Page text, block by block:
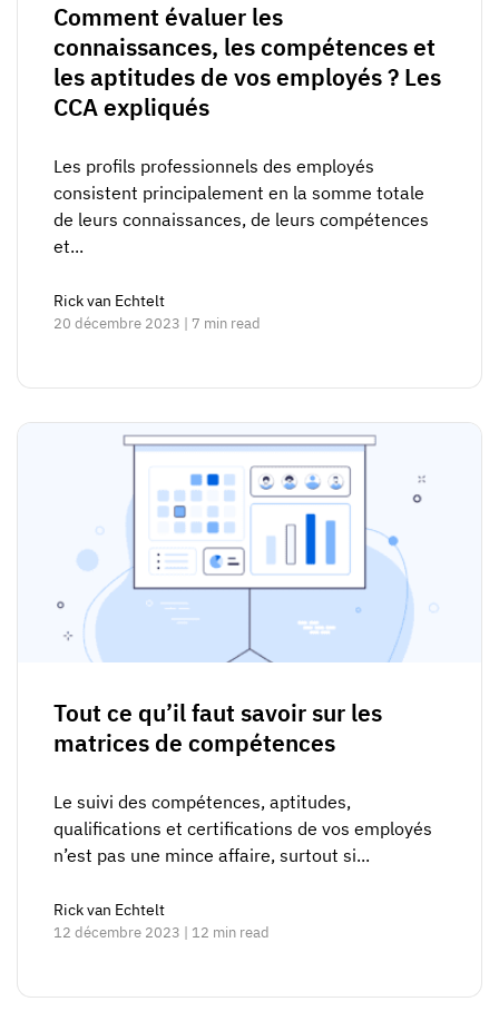
Comment évaluer les
connaissances, les compétences et
les aptitudes de vos employés ? Les
CCA expliqués
Les profils professionnels des employés
consistent principalement en la somme totale
de leurs connaissances, de leurs compétences
et...
Rick van Echtelt
20 décembre 2023 | 7 min read
Tout ce qu’il faut savoir sur les
matrices de compétences
Le suivi des compétences, aptitudes,
qualifications et certifications de vos employés
n’est pas une mince affaire, surtout si...
Rick van Echtelt
12 décembre 2023 | 12 min read